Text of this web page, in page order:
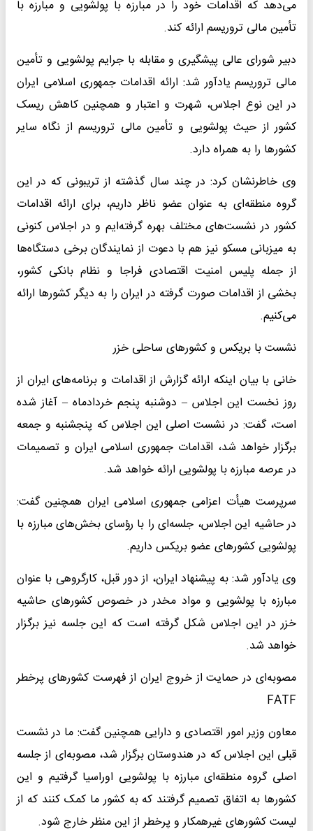
می‌دهد که اقدامات خود را در مبارزه با پولشویی و مبارزه با
تأمین مالی تروریسم ارائه کند.
دبیر شورای عالی پیشگیری و ‌مقابله با جرایم پولشویی و تأمین
مالی تروریسم یادآور شد: ارائه اقدامات جمهوری اسلامی ایران
در این نوع اجلاس، شهرت و اعتبار و همچنین کاهش ریسک
کشور از حیث پولشویی و تأمین مالی تروریسم از نگاه سایر
کشورها را به همراه دارد.
وی خاطرنشان کرد:‌ در چند سال گذشته از تریبونی که در این
گروه منطقه‌ای به عنوان عضو ناظر داریم،‌ برای ارائه اقدامات
کشور در نشست‌های مختلف بهره گرفته‌ایم و در اجلاس کنونی
به میزبانی مسکو نیز هم با دعوت از نمایندگان برخی دستگاه‌ها
از جمله پلیس امنیت اقتصادی فراجا و نظام بانکی کشور،
بخشی از اقدامات صورت گرفته در ایران را به دیگر کشورها ارائه
می‌کنیم.
نشست با بریکس و کشورهای ساحلی خزر
خانی با بیان اینکه ارائه گزارش از اقدامات و برنامه‌های ایران از
روز نخست این اجلاس – دوشنبه پنجم خردادماه – آغاز شده
است، گفت: در نشست اصلی این اجلاس که پنجشنبه و جمعه
برگزار خواهد شد، اقدامات جمهوری اسلامی ایران و تصمیمات
در عرصه مبارزه با پولشویی ارائه خواهد شد.
سرپرست هیأت اعزامی جمهوری اسلامی ایران همچنین گفت:
در حاشیه این اجلاس، جلسه‌ای را با رؤسای بخش‌های مبارزه با
پولشویی کشورهای عضو بریکس داریم.
وی یادآور شد: به پیشنهاد ایران، از دور قبل، کارگروهی با عنوان
مبارزه با پولشویی و مواد مخدر در خصوص کشورهای حاشیه
خزر در این اجلاس شکل گرفته است که این جلسه نیز برگزار
خواهد شد.
مصوبه‌ای در حمایت از خروج ایران از فهرست کشورهای پرخطر
FATF
معاون وزیر امور اقتصادی و دارایی همچنین گفت: ما در نشست
قبلی این اجلاس که در هندوستان برگزار شد، مصوبه‌ای از جلسه
اصلی گروه منطقه‌ای مبارزه با پولشویی اوراسیا گرفتیم و این
کشورها به اتفاق تصمیم گرفتند که به کشور ما کمک کنند که از
لیست کشورهای غیرهمکار و پرخطر از این منظر خارج شود.